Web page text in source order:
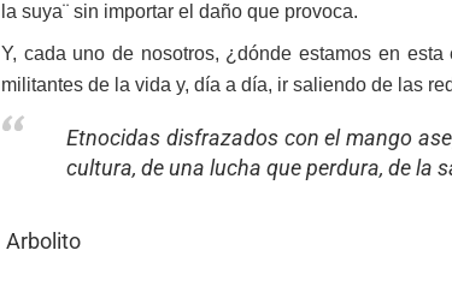
la suya¨ sin importar el daño que provoca.
Y, cada uno de nosotros, ¿dónde estamos en
militantes de la vida y, día a día, ir saliendo de las
Etnocidas disfrazados con el mango
cultura, de una lucha que perdura, de la
Arbolito